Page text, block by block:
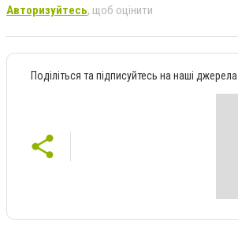
Авторизуйтесь, щоб оцінити
Поділіться та підписуйтесь на наші джерела